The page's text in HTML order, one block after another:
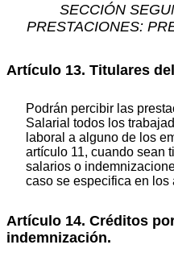
SECCIÓN
PRESTACIONES:
Artículo 13. Titulares
Podrán percibir las
Salarial todos los
laboral a alguno de los
artículo 11, cuando sean
salarios o
caso se especifica en los
Artículo 14. Créditos
indemnización.